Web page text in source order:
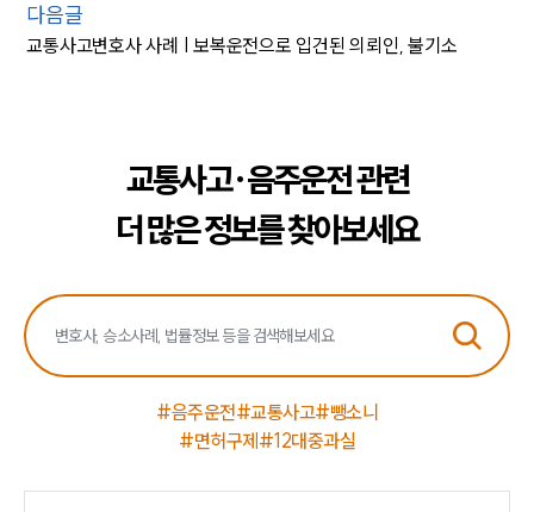
다음글
교통사고변호사 사례 | 보복운전으로 입건된 의뢰인, 불기소
교통사고·음주운전 관련
더 많은 정보를 찾아보세요
#음주운전#교통사고#뺑소니
#면허구제 #12대중과실